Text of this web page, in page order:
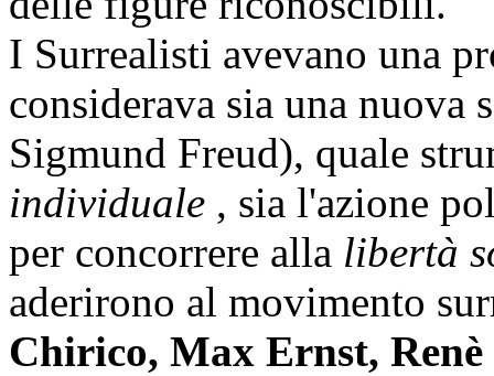
I Surrealisti avevano una
considerava sia una nuova
Sigmund Freud), quale
individuale , sia l'azione
per concorrere alla libertà
aderirono al movimento
Chirico, Max Ernst,